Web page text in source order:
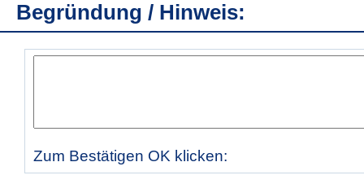
Begründung / Hinweis:
Zum Bestätigen OK klicken: